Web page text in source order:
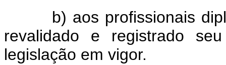
b) aos profissionais
revalidado e registrado
legislação em vigor.